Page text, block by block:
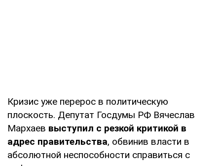
Кризис уже перерос в политическую
плоскость. Депутат Госдумы РФ Вячеслав
Мархаев выступил с резкой критикой в
адрес правительства, обвинив власти в
абсолютной неспособности справиться с